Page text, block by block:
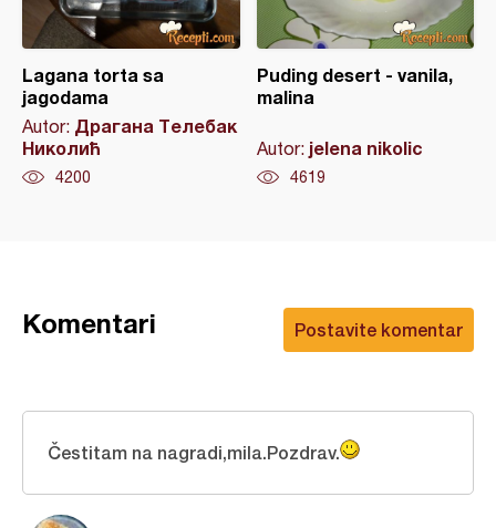
Lagana torta sa
jagodama
Autor: Драгана Телебак
Николић
4200
Puding desert - vanila,
malina
Autor: jelena nikolic
4619
Postavite komentar
Komentari
Čestitam na nagradi,mila.Pozdrav.